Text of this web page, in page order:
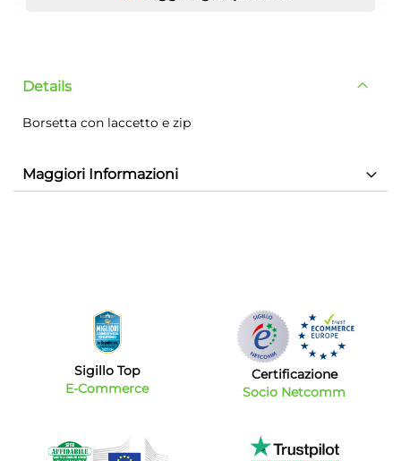
Details
Borsetta con laccetto e zip
Maggiori Informazioni
Sigillo Top
E-Commerce
Certificazione
Socio Netcomm